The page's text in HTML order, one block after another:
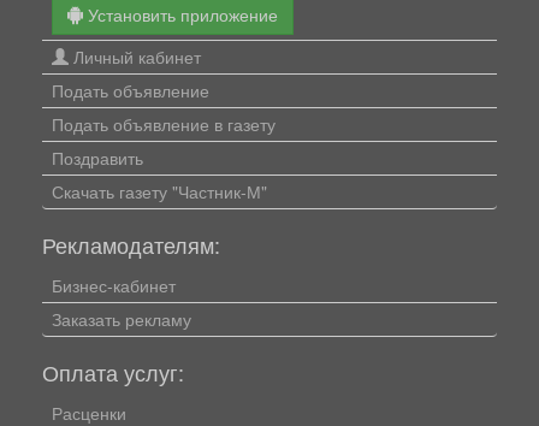
Установить приложение
Личный кабинет
Подать объявление
Подать объявление в газету
Поздравить
Скачать газету "Частник-М"
Рекламодателям:
Бизнес-кабинет
Заказать рекламу
Оплата услуг:
Расценки